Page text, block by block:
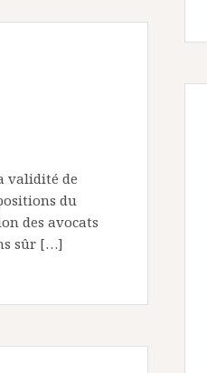
validité de
du
des avocats
sûr […]